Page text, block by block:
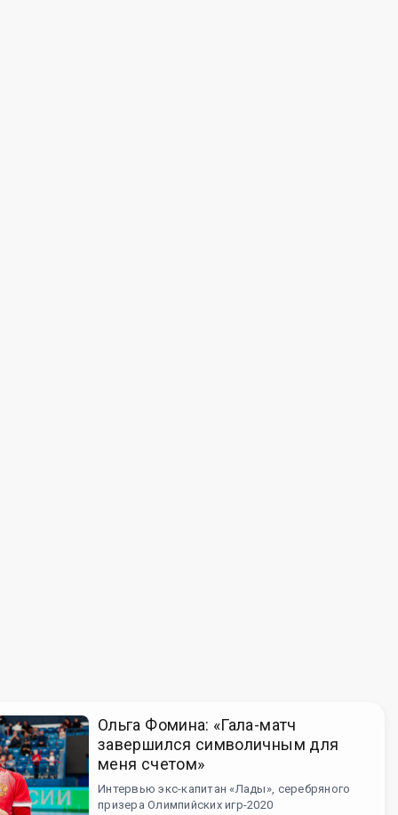
Ольга Фомина: «Гала-матч
завершился символичным для
меня счетом»
Интервью экс-капитан «Лады», серебряного
призера Олимпийских игр-2020